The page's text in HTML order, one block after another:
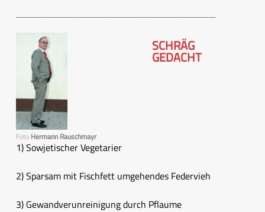
Foto Hermann Rauschmayr
SCHRÄG
GEDACHT
1) Sowjetischer Vegetarier
2) Sparsam mit Fischfett umgehendes Federvieh
3) Gewandverunreinigung durch Pflaume